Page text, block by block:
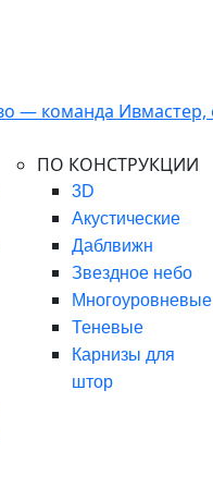
ПО КОНСТРУКЦИИ
3D
Акустические
Даблвижн
Звездное небо
Многоуровневые
Теневые
Карнизы для
штор